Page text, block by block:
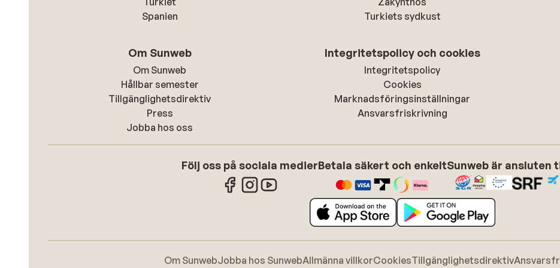
Spanien
Turkiets sydkust
Om Sunweb
Om Sunweb
Hållbar semester
Tillgänglighetsdirektiv
Press
Jobba hos oss
Integritetspolicy och cookies
Integritetspolicy
Cookies
Marknadsföringsinställningar
Ansvarsfriskrivning
Följ oss på sociala medierBetala säkert och enkeltSunweb är ansluten
Om SunwebJobba hos SunwebAllmänna villkorCookiesTillgänglighetsdirektiv